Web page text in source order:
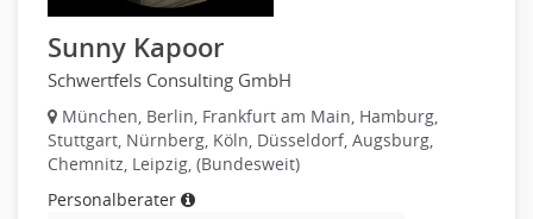
Finanzen Prozessmanagement
Rechnungswesen
Revision
Steuern
Treasury
Wirtschaftsprüfung
Arbeitssicherheit
Sunny Kapoor
Schwertfels Consulting GmbH
München, Berlin, Frankfurt am Main, Hamburg,
Stuttgart, Nürnberg, Köln, Düsseldorf, Augsburg,
Chemnitz, Leipzig, (Bundesweit)
Personalberater